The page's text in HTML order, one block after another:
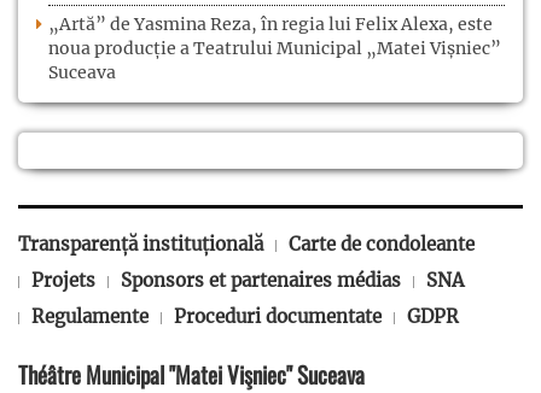
„Artă” de Yasmina Reza, în regia lui Felix Alexa, este
noua producție a Teatrului Municipal „Matei Vișniec”
Suceava
Transparență instituțională
Carte de condoleante
Projets
Sponsors et partenaires médias
SNA
Regulamente
Proceduri documentate GDPR
Théâtre Municipal "Matei Vişniec" Suceava